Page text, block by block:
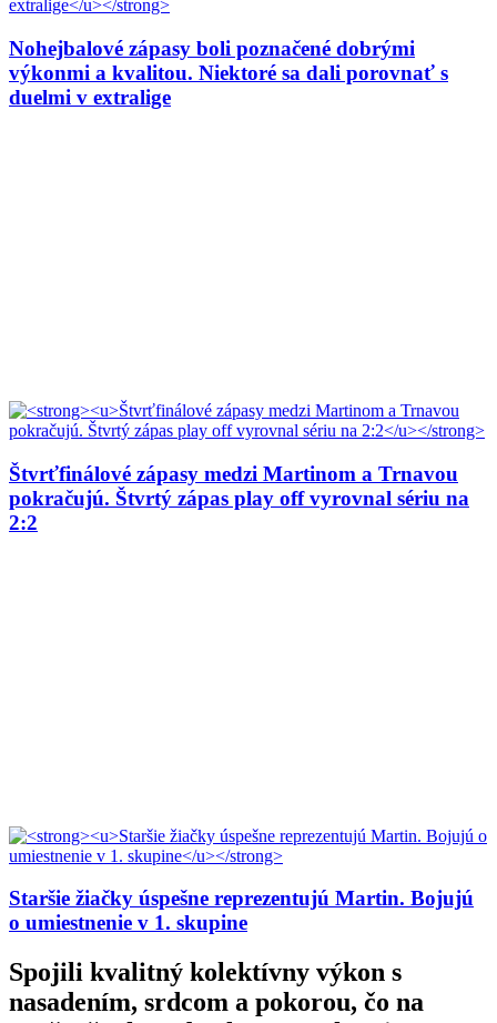
Nohejbalové zápasy boli poznačené dobrými
výkonmi a kvalitou. Niektoré sa dali porovnať s
duelmi v extralige
Štvrťfinálové zápasy medzi Martinom a Trnavou
pokračujú. Štvrtý zápas play off vyrovnal sériu na
2:2
Staršie žiačky úspešne reprezentujú Martin. Bojujú
o umiestnenie v 1. skupine
Spojili kvalitný kolektívny výkon s
nasadením, srdcom a pokorou, čo na